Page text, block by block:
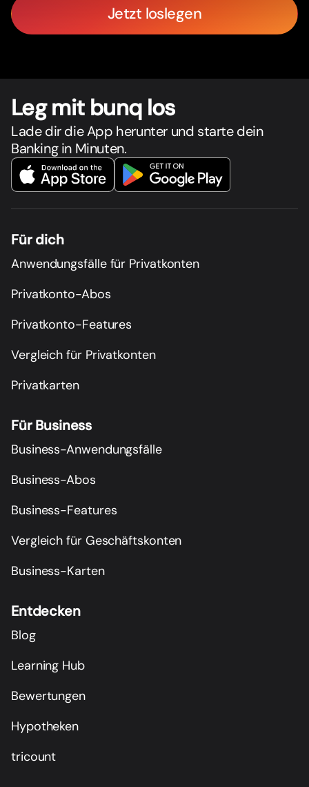
Jetzt loslegen
Leg mit bunq los
Lade dir die App herunter und starte dein
Banking in Minuten.
Für dich
Anwendungsfälle für Privatkonten
Privatkonto-Abos
Privatkonto-Features
Vergleich für Privatkonten
Privatkarten
Für Business
Business-Anwendungsfälle
Business-Abos
Business-Features
Vergleich für Geschäftskonten
Business-Karten
Entdecken
Blog
Learning Hub
Bewertungen
Hypotheken
tricount